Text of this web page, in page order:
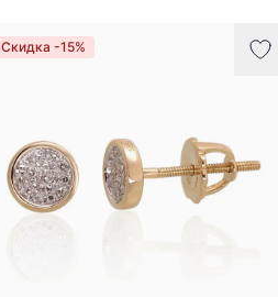
Скидка -15%